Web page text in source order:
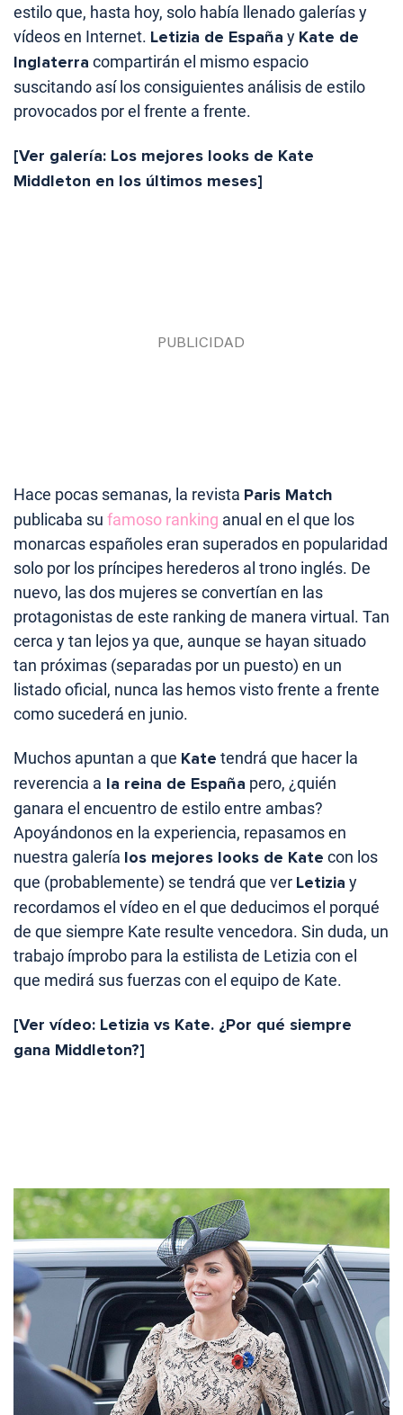
estilo que, hasta hoy, solo había llenado galerías y
vídeos en Internet. Letizia de España y Kate de
Inglaterra compartirán el mismo espacio
suscitando así los consiguientes análisis de estilo
provocados por el frente a frente.
[Ver galería: Los mejores looks de Kate
Middleton en los últimos meses]
Hace pocas semanas, la revista Paris Match
publicaba su famoso ranking anual en el que los
monarcas españoles eran superados en popularidad
solo por los príncipes herederos al trono inglés. De
nuevo, las dos mujeres se convertían en las
protagonistas de este ranking de manera virtual. Tan
cerca y tan lejos ya que, aunque se hayan situado
tan próximas (separadas por un puesto) en un
listado oficial, nunca las hemos visto frente a frente
como sucederá en junio.
Muchos apuntan a que Kate tendrá que hacer la
reverencia a la reina de España pero, ¿quién
ganara el encuentro de estilo entre ambas?
Apoyándonos en la experiencia, repasamos en
nuestra galería los mejores looks de Kate con los
que (probablemente) se tendrá que ver Letizia y
recordamos el vídeo en el que deducimos el porqué
de que siempre Kate resulte vencedora. Sin duda, un
trabajo ímprobo para la estilista de Letizia con el
que medirá sus fuerzas con el equipo de Kate.
[Ver vídeo: Letizia vs Kate. ¿Por qué siempre
gana Middleton?]